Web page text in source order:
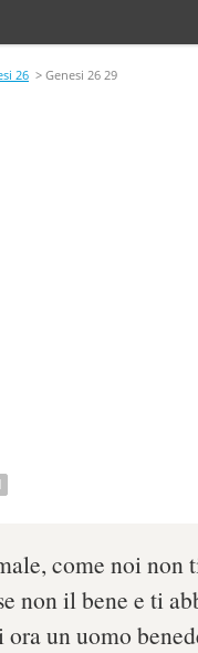
26 > Genesi 26 29
come noi non
non il bene e ti
ora un uomo